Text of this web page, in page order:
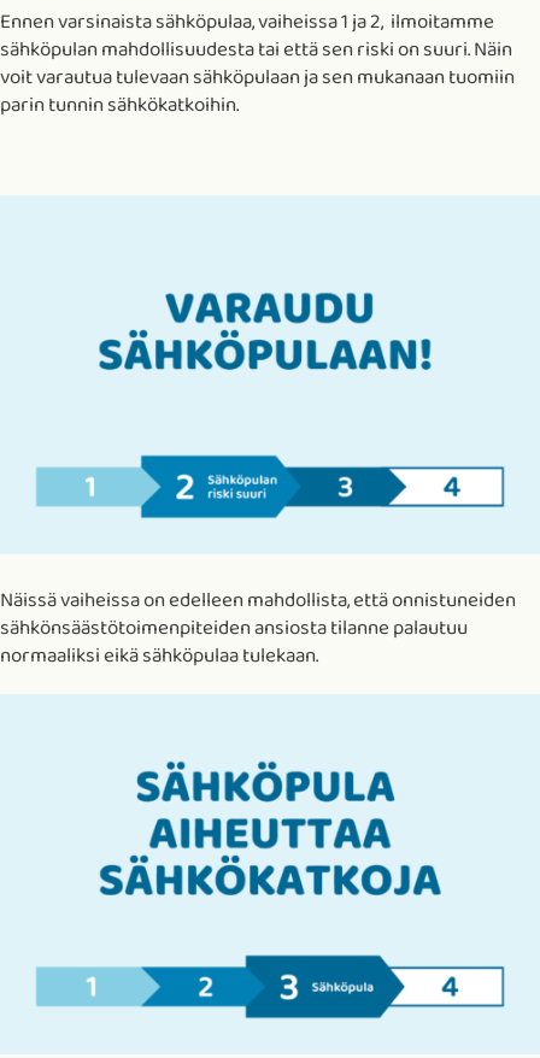
Ennen varsinaista sähköpulaa, vaiheissa 1 ja 2, ilmoitamme
sähköpulan mahdollisuudesta tai että sen riski on suuri. Näin
voit varautua tulevaan sähköpulaan ja sen mukanaan tuomiin
parin tunnin sähkökatkoihin.
Näissä vaiheissa on edelleen mahdollista, että onnistuneiden
sähkönsäästötoimenpiteiden ansiosta tilanne palautuu
normaaliksi eikä sähköpulaa tulekaan.